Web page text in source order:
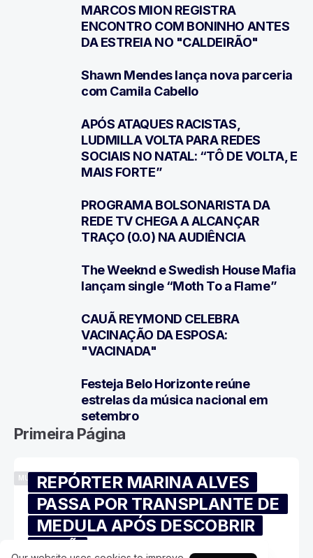
MARCOS MION REGISTRA
ENCONTRO COM BONINHO ANTES
DA ESTREIA NO "CALDEIRÃO"
Shawn Mendes lança nova parceria
com Camila Cabello
APÓS ATAQUES RACISTAS,
LUDMILLA VOLTA PARA REDES
SOCIAIS NO NATAL: “TÔ DE VOLTA, E
MAIS FORTE”
PROGRAMA BOLSONARISTA DA
REDE TV CHEGA A ALCANÇAR
TRAÇO (0.0) NA AUDIÊNCIA
The Weeknd e Swedish House Mafia
lançam single “Moth To a Flame”
CAUÃ REYMOND CELEBRA
VACINAÇÃO DA ESPOSA:
"VACINADA"
Festeja Belo Horizonte reúne
estrelas da música nacional em
setembro
Primeira Página
MÚSICAREPÓRTER MARINA ALVES
PASSA POR TRANSPLANTE DE
MEDULA APÓS DESCOBRIR